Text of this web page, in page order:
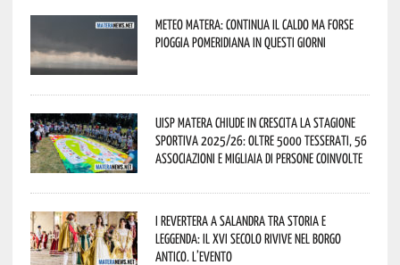
Meteo Matera: continua il caldo ma forse
pioggia pomeridiana in questi giorni
Uisp Matera chiude in crescita la stagione
sportiva 2025/26: oltre 5000 tesserati, 56
associazioni e migliaia di persone coinvolte
I Revertera a Salandra tra storia e
leggenda: il XVI secolo rivive nel borgo
antico. L’evento